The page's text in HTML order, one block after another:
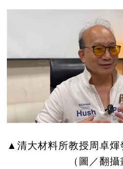
▲清大材料所教授周卓煇
（圖／翻攝